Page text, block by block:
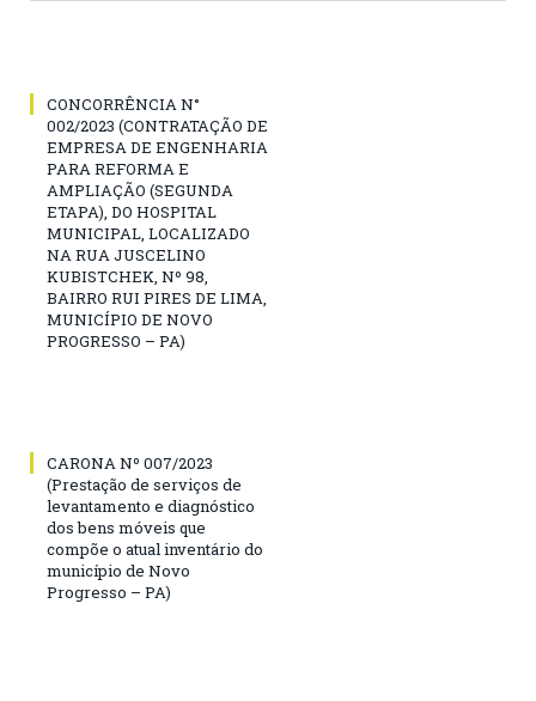
CONCORRÊNCIA N°
002/2023 (CONTRATAÇÃO DE
EMPRESA DE ENGENHARIA
PARA REFORMA E
AMPLIAÇÃO (SEGUNDA
ETAPA), DO HOSPITAL
MUNICIPAL, LOCALIZADO
NA RUA JUSCELINO
KUBISTCHEK, Nº 98,
BAIRRO RUI PIRES DE LIMA,
MUNICÍPIO DE NOVO
PROGRESSO – PA)
CARONA Nº 007/2023
(Prestação de serviços de
levantamento e diagnóstico
dos bens móveis que
compõe o atual inventário do
município de Novo
Progresso – PA)